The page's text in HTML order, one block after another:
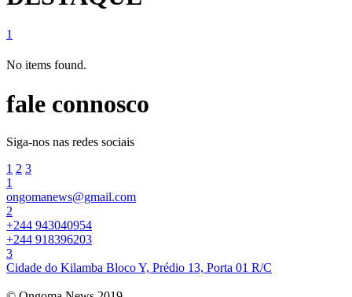
1
No items found.
fale connosco
Siga-nos nas redes sociais
1 2 3
1
ongomanews@gmail.com
2
+244 943040954
+244 918396203
3
Cidade do Kilamba Bloco Y, Prédio 13, Porta 01 R/C